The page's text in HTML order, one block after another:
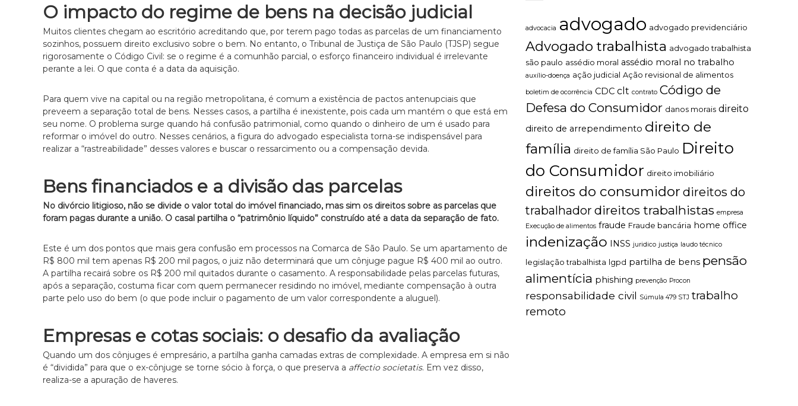
d
o
e
m
D
e
i
t
o
d
a
m
í
a
,
c
o
m
e
n
d
O impacto do regime de bens na decisão judicial
Muitos clientes chegam ao escritório acreditando que, por terem pago todas as parcelas de um financiamento
sozinhos, possuem direito exclusivo sobre o bem. No entanto, o Tribunal de Justiça de São Paulo (TJSP) segue
rigorosamente o Código Civil: se o regime é a comunhão parcial, o esforço financeiro individual é irrelevante
perante a lei. O que conta é a data da aquisição.
Para quem vive na capital ou na região metropolitana, é comum a existência de pactos antenupciais que
preveem a separação total de bens. Nesses casos, a partilha é inexistente, pois cada um mantém o que está em
seu nome. O problema surge quando há confusão patrimonial, como quando o dinheiro de um é usado para
reformar o imóvel do outro. Nesses cenários, a figura do advogado especialista torna-se indispensável para
realizar a “rastreabilidade” desses valores e buscar o ressarcimento ou a compensação devida.
Bens financiados e a divisão das parcelas
No divórcio litigioso, não se divide o valor total do imóvel financiado, mas sim os direitos sobre as parcelas que
foram pagas durante a união. O casal partilha o “patrimônio líquido” construído até a data da separação de fato.
Este é um dos pontos que mais gera confusão em processos na Comarca de São Paulo. Se um apartamento de
R$ 800 mil tem apenas R$ 200 mil pagos, o juiz não determinará que um cônjuge pague R$ 400 mil ao outro.
A partilha recairá sobre os R$ 200 mil quitados durante o casamento. A responsabilidade pelas parcelas futuras,
após a separação, costuma ficar com quem permanecer residindo no imóvel, mediante compensação à outra
parte pelo uso do bem (o que pode incluir o pagamento de um valor correspondente a aluguel).
Empresas e cotas sociais: o desafio da avaliação
Quando um dos cônjuges é empresário, a partilha ganha camadas extras de complexidade. A empresa em si não
é “dividida” para que o ex-cônjuge se torne sócio à força, o que preserva a affectio societatis. Em vez disso,
realiza-se a apuração de haveres.
advocacia advogado advogado previdenciário
Advogado trabalhista advogado trabalhista
são paulo assédio moral assédio moral no trabalho
auxílio-doença ação judicial Ação revisional de alimentos
boletim de ocorrência CDC clt contrato Código de
Defesa do Consumidor danos morais direito
direito de arrependimento direito de
família direito de família São Paulo Direito
do Consumidor direito imobiliário
direitos do consumidor direitos do
trabalhador direitos trabalhistas empresa
Execução de alimentos fraude Fraude bancária home office
indenização INSS juridico justiça laudo técnico
legislação trabalhista lgpd partilha de bens pensão
alimentícia phishing prevenção Procon
responsabilidade civil Súmula 479 STJ trabalho
remoto